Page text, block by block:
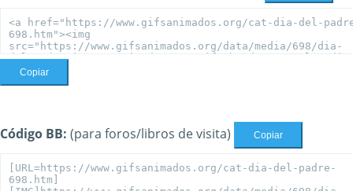
Copiar
Código BB: (para foros/libros de visita) Copiar